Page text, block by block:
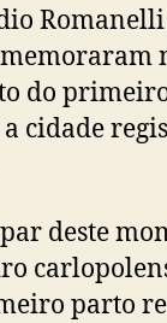
Romanelli
do
a cidade
deste
parto